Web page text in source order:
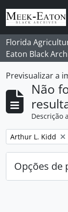
Skip to main content
Florida
Eaton Black
Previsualizar a
Não
Descrição
Remover filtro:
Arthur L. Kidd
Opções de